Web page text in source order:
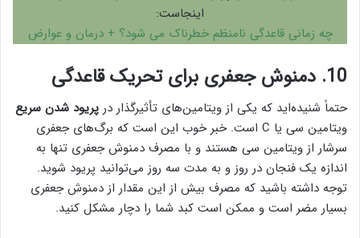
اینجاست:
چه زمانی قاعدگی نامنظم خطرناک می شود؟ + درمان و عوارض
10. دمنوش جعفری برای تحریک قاعدگی
حتماً شنیده‌اید که یکی از ویتامین‌های تأثیرگذار در پریود شدن سریع
ویتامین سی یا C است. خبر خوب این است که برگ‌های جعفری
سرشار از ویتامین سی هستند و با مصرف دمنوش جعفری تنها به
‌اندازه یک فنجان در روز و به مدت سه روز می‌توانید پریود شوید.
توجه داشته باشید که مصرف بیش از این مقدار از دمنوش جعفری
بسیار مضر است و ممکن است کبد شما را دچار مشکل کنید.